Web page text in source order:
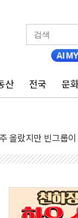
산 전국 문
치열
기록
또 다른 중동 화